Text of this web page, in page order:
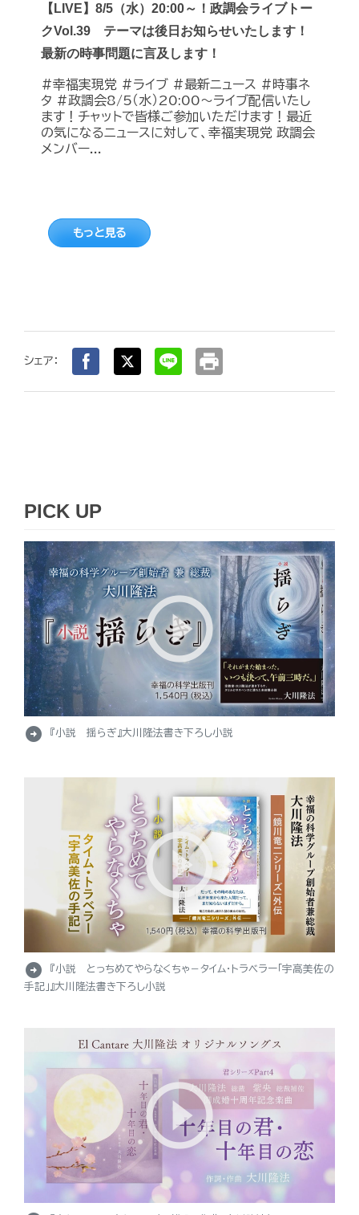
【LIVE】8/5（水）20:00～！政調会ライブトー
クVol.39 テーマは後日お知らせいたします！
最新の時事問題に言及します！
#幸福実現党 #ライブ #最新ニュース #時事ネ
タ #政調会8/5（水）20:00～ライブ配信いたし
ます！チャットで皆様ご参加いただけます！最近
の気になるニュースに対して、幸福実現党 政調会
メンバー...
もっと見る
シェア： print
PICK UP
arrow_circle_right 『小説 揺らぎ』大川隆法書き下ろし小説
arrow_circle_right
『小説 とっちめてやらなくちゃ－タイム・トラベラー「宇高美佐の
手記」』大川隆法書き下ろし小説